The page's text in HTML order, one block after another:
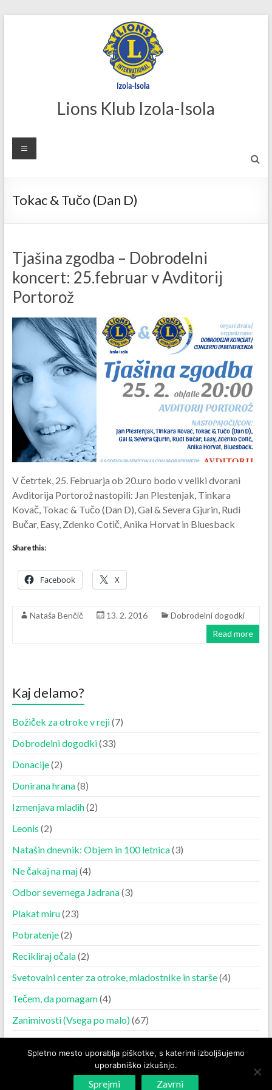
Lions Klub Izola-Isola
Tokac & Tučo (Dan D)
Tjašina zgodba – Dobrodelni
koncert: 25.februar v Avditorij
Portorož
V četrtek, 25. Februarja ob 20.uro bodo v veliki dvorani
Avditorija Portorož nastopili: Jan Plestenjak, Tinkara
Kovač, Tokac & Tučo (Dan D), Gal & Severa Gjurin, Rudi
Bučar, Easy, Zdenko Cotič, Anika Horvat in Bluesback
Share this:
Facebook X
Nataša Benčič 13. 2. 2016
Dobrodelni dogodki
Read more
Kaj delamo?
Božiček za otroke v reji(7)
Dobrodelni dogodki(33)
Donacije(2)
Donirana hrana(8)
Izmenjava mladih(2)
Leonis (2)
Natašin dnevnik: Objem in 100 letnica(3)
Ne čakaj na maj(4)
Odbor severnega Jadrana(3)
Plakat miru(23)
Pobratenje(2)
Recikliraj očala(2)
Svetovalni center za otroke, mladostnike in starše(4)
Tečem, da pomagam(4)
Zanimivosti (Vsega po malo)(67)
Lions Klub Izola-Isola . Powered by
Spacious by
ThemeGrill.
Spletno mesto uporablja piškotke, s katerimi izboljšujemo
uporabniško izkušnjo.
Sprejmi Zavrni